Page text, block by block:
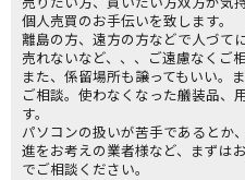
個人売買のお手伝いを致します。
離島の方、遠方の方などで人づて
売れないなど、、、ご遠慮なくご
また、係留場所も譲ってもいい。
ご相談。使わなくなった艤装品、
す。
パソコンの扱いが苦手であるとか
進をお考えの業者様など、まずは
でご相談ください。